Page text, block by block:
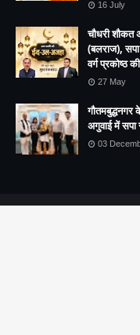
16 July
चौधरी शौकत
(बलराज),
वर्ग प्रकोष्ठ
27 May
गौतमबुद्धनगर
अगुवाई में सपा
03